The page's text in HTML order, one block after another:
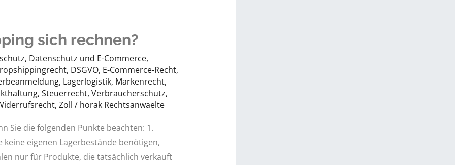
sich rechnen?
, Datenschutz und E-Commerce,
, DSGVO, E-Commerce-Recht,
, Lagerlogistik, Markenrecht,
, Steuerrecht, Verbraucherschutz,
, Zoll / horak Rechtsanwaelte
Sie die folgenden Punkte beachten: 1.
keine eigenen Lagerbestände benötigen,
nur für Produkte, die tatsächlich verkauft